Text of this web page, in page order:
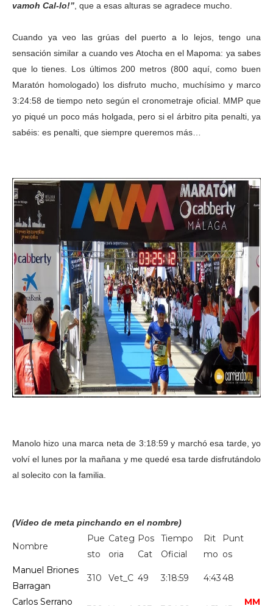
vamoh Cal-lo!” , que a esas alturas se agradece mucho.
Cuando ya veo las grúas del puerto a lo lejos, tengo una
sensación similar a cuando ves Atocha en el Mapoma: ya sabes
que lo tienes. Los últimos 200 metros (800 aquí, como buen
Maratón homologado) los disfruto mucho, muchísimo y marco
3:24:58 de tiempo neto según el cronometraje oficial. MMP que
yo piqué un poco más holgada, pero si el árbitro pita penalti, ya
sabéis: es penalti, que siempre queremos más…
Manolo hizo una marca neta de 3:18:59 y marchó esa tarde, yo
volví el lunes por la mañana y me quedé esa tarde disfrutándolo
al solecito con la familia.
(Vídeo de meta pinchando en el nombre)
Nombre
Pue
sto
Categ
oria
Pos
Cat
Tiempo
Oficial
Rit
mo
Punt
os
Manuel Briones
Barragan
310 Vet_C 49 3:18:59 4:4348
Carlos Serrano
MM